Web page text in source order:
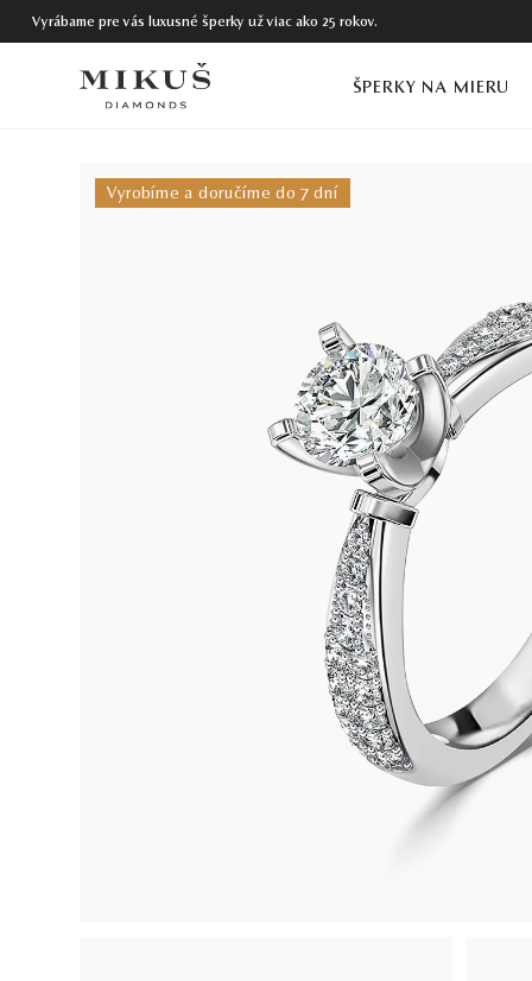
Vyrábame pre vás luxusné šperky už viac ako 25 rokov.
ŠPERKY NA MIERU
Vyrobíme a doručíme do 7 dní